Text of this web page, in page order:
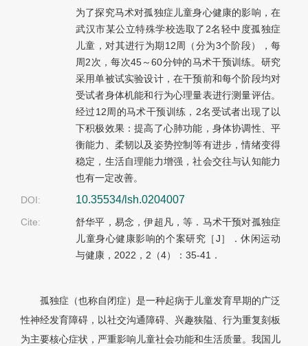
为了探究马术对孤独症儿童身心健康的影响，在
武汉市某公立特殊学校选取了2名轻中度孤独症
儿童，对其进行为期12周（分为3个阶段），每
周2次，每次45～60分钟的马术干预训练。研究
采用单被试实验设计，在干预前和每个阶段均对
受试者身体机能和行为心理量表进行测量评估。
经过12周的马术干预训练，2名受试者出现了以
下积极效果：提高了心肺功能，身体协调性、平
衡能力、柔韧以及姿势控制等有进步，情绪变得
稳定，生活自理能力增强，社会交往与认知能力
也有一定改善。
DOI:
10.35534/lsh.0204007
Cite:
舒华平，易念，伊超凡，等．马术干预对孤独症
儿童身心健康影响的个案研究［J］．休闲运动
与健康，2022，2（4）：35-41．
孤独症（也称自闭症）是一种起病于儿童发育早期的广泛
性神经发育障碍，以社交沟通障碍、兴趣狭隘、行为重复刻板
为主要核心症状，严重影响儿童社会功能和生活质量。我国儿